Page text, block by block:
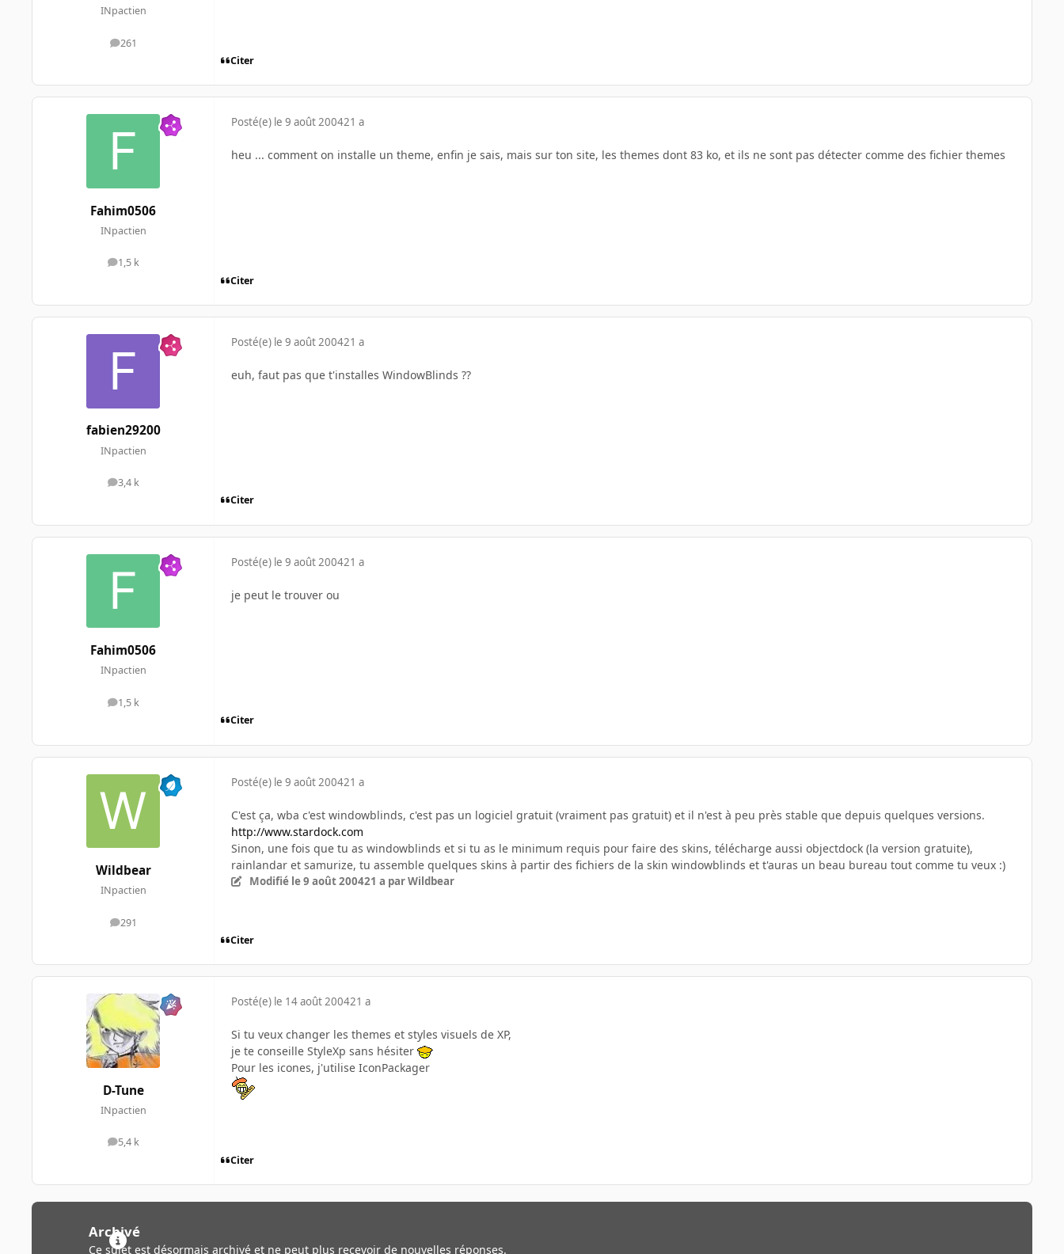
INpactien
261
messages
Citer
Fahim0506
INpactien
1,5 k
messages
Posté(e) le 9 août 200421 a
heu ... comment on installe un theme, enfin je sais, mais sur ton site, les themes dont 83 ko, et ils ne sont pas détecter comme des fichier themes
Citer
fabien29200
INpactien
3,4 k
messages
Posté(e) le 9 août 200421 a
euh, faut pas que t'installes WindowBlinds ??
Citer
Fahim0506
INpactien
1,5 k
messages
Posté(e) le 9 août 200421 a
je peut le trouver ou
Citer
Wildbear
INpactien
291
messages
Posté(e) le 9 août 200421 a
C'est ça, wba c'est windowblinds, c'est pas un logiciel gratuit (vraiment pas gratuit) et il n'est à peu près stable que depuis quelques versions.
http://www.stardock.com
Sinon, une fois que tu as windowblinds et si tu as le minimum requis pour faire des skins, télécharge aussi objectdock (la version gratuite),
rainlandar et samurize, tu assemble quelques skins à partir des fichiers de la skin windowblinds et t'auras un beau bureau tout comme tu veux :)
Modifié le 9 août 200421 a par Wildbear
Citer
D-Tune
INpactien
5,4 k
messages
Posté(e) le 14 août 200421 a
Si tu veux changer les themes et styles visuels de XP,
je te conseille StyleXp sans hésiter
Pour les icones, j'utilise IconPackager
Citer
Archivé
Ce sujet est désormais archivé et ne peut plus recevoir de nouvelles réponses.